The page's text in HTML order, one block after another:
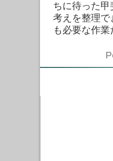
ちに待った
考えを整理
も必要な作業